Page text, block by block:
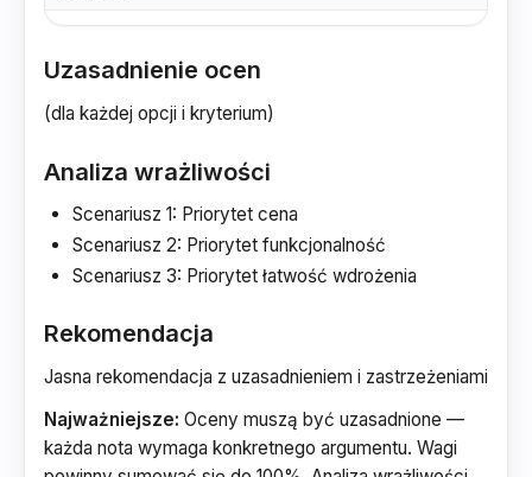
Uzasadnienie ocen
(dla każdej opcji i kryterium)
Analiza wrażliwości
Scenariusz 1: Priorytet cena
Scenariusz 2: Priorytet funkcjonalność
Scenariusz 3: Priorytet łatwość wdrożenia
Rekomendacja
Jasna rekomendacja z uzasadnieniem i zastrzeżeniami
Najważniejsze: Oceny muszą być uzasadnione —
każda nota wymaga konkretnego argumentu. Wagi